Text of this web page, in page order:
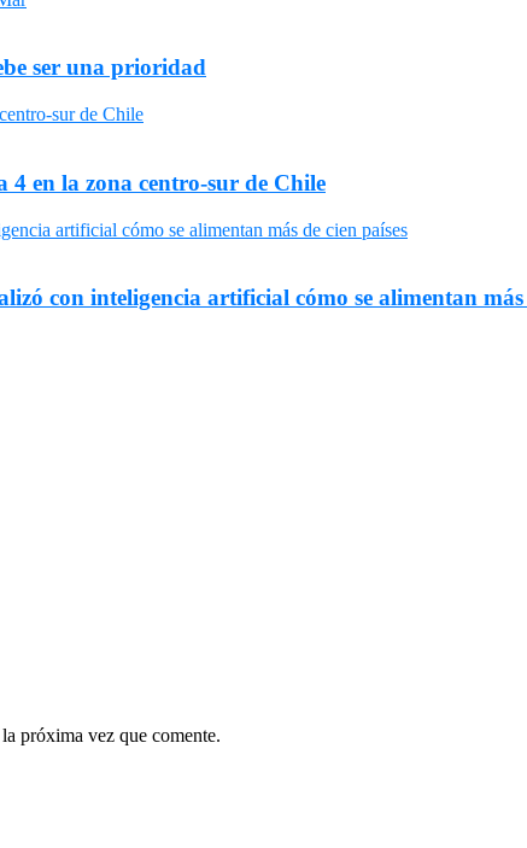
ser una prioridad
4 en la zona centro-sur de Chile
con inteligencia artificial cómo se alimentan más
próxima vez que comente.